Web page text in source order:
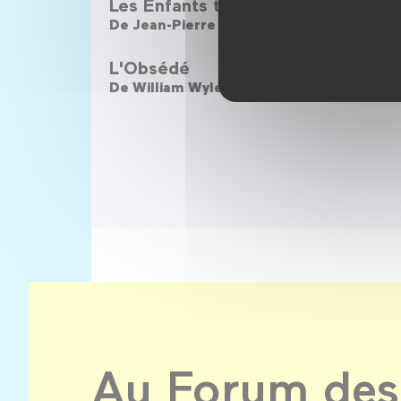
De Jean-Pierre Melville
L'Obsédé
De William Wyler
Au Forum